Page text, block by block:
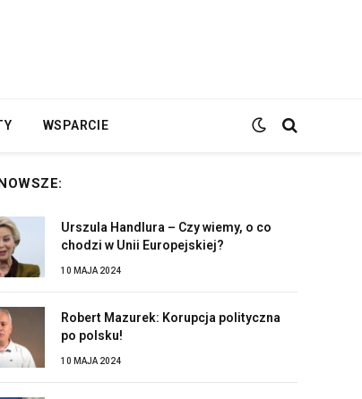
WSPARCIE
Urszula Handlura – Czy wiemy, o co
chodzi w Unii Europejskiej?
10 MAJA 2024
Robert Mazurek: Korupcja polityczna
po polsku!
10 MAJA 2024